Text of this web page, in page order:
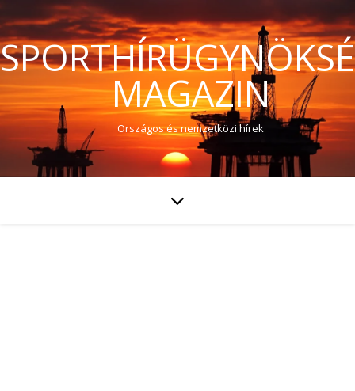
MAGAZIN
Országos és nemzetközi hírek